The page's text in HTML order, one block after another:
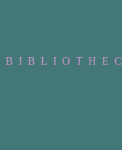
B I B L I O T H E